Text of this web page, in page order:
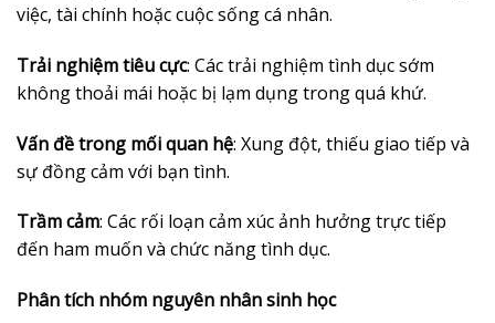
việc, tài chính hoặc cuộc sống cá nhân.
Trải nghiệm tiêu cực: Các trải nghiệm tình dục sớm
không thoải mái hoặc bị lạm dụng trong quá khứ.
Vấn đề trong mối quan hệ: Xung đột, thiếu giao tiếp và
sự đồng cảm với bạn tình.
Trầm cảm: Các rối loạn cảm xúc ảnh hưởng trực tiếp
đến ham muốn và chức năng tình dục.
Phân tích nhóm nguyên nhân sinh học